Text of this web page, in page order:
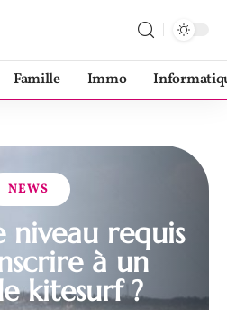
Famille Immo
NEWS
niveau requis
à un
kitesurf ?